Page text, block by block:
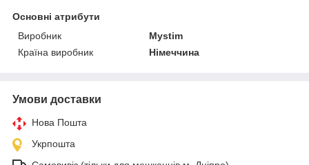
Основні атрибути
Виробник
Mystim
Країна виробник
Німеччина
Умови доставки
Нова Пошта
Укрпошта